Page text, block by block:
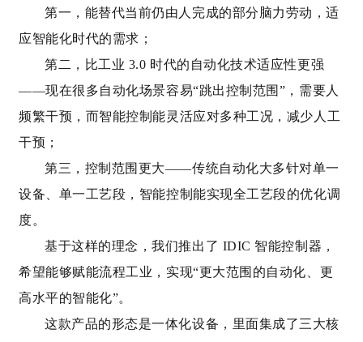
第一，能替代当前仍由人完成的部分脑力劳动，适
应智能化时代的需求；
第二，比工业 3.0 时代的自动化技术适应性更强
——现在很多自动化场景容易“跳出控制范围”，需要人
频繁干预，而智能控制能灵活应对多种工况，减少人工
干预；
第三，控制范围更大——传统自动化大多针对单一
设备、单一工艺段，智能控制能实现全工艺段的优化调
度。
基于这样的理念，我们推出了 IDIC 智能控制器，
希望能够赋能流程工业，实现“更大范围的自动化、更
高水平的智能化”。
这款产品的形态是一体化设备，里面集成了三大核